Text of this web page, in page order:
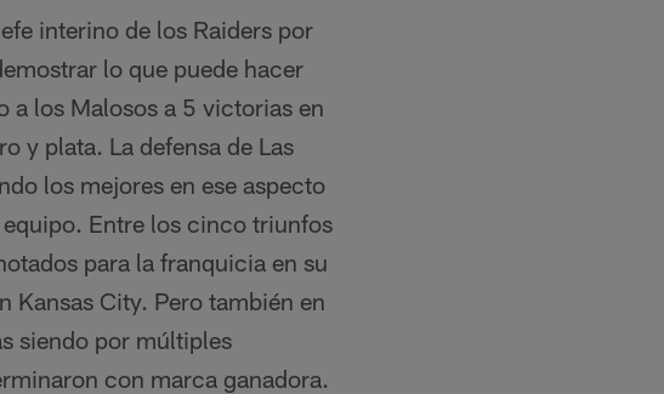
interino de los Raiders por
lo que puede hacer
a los Malosos a 5 victorias en
y plata. La defensa de Las
los mejores en ese aspecto
Entre los cinco triunfos
para la franquicia en su
Kansas City. Pero también en
siendo por múltiples
con marca ganadora.